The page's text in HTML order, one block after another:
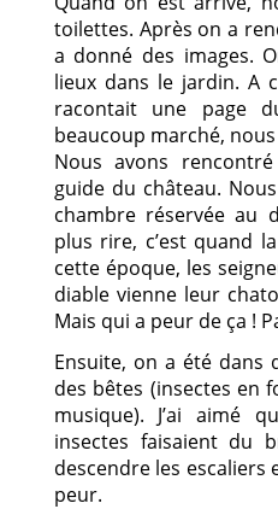
toilettes. Après on a
a donné des images.
lieux dans le jardin. A
racontait une page
beaucoup marché,
Nous avons
guide du château.
chambre réservée au
plus rire, c’est quand
cette époque, les
diable vienne leur
Mais qui a peur de ça !
Ensuite, on a été dans
des bêtes (insectes en
musique). J’ai aimé
insectes faisaient du
descendre les escaliers
peur.